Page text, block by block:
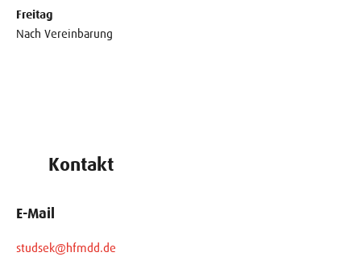
Freitag
Nach Vereinbarung
Kontakt
E-Mail
studsek@hfmdd.de